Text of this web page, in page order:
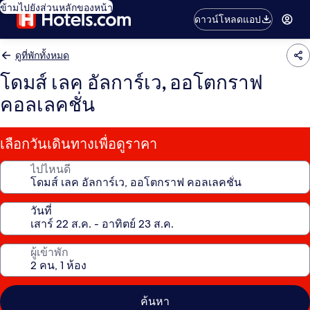
ข้ามไปยังส่วนหลักของหน้า
ดาวน์โหลดแอป
ดูที่พักทั้งหมด
โดมส์ เลค อัลการ์เว, ออโตกราฟ
คอลเลคชั่น
เลือกวันเดินทางเพื่อดูราคา
ไปไหนดี
วันที่
ผู้เข้าพัก
ค้นหา